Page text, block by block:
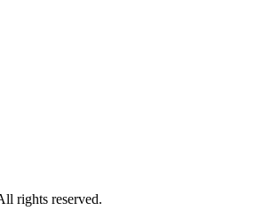
rights reserved.